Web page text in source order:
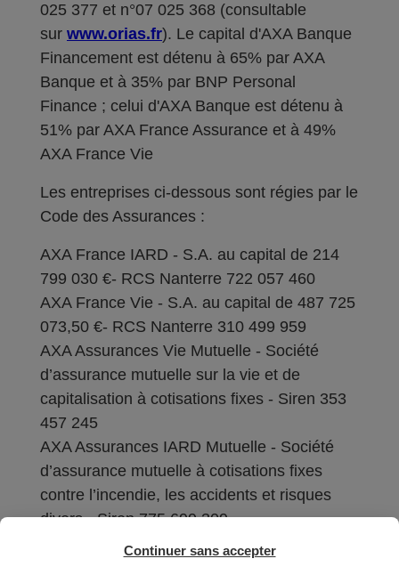
025 377 et n°07 025 368 (consultable
sur www.orias.fr). Le capital d'AXA Banque
Financement est détenu à 65% par AXA
Banque et à 35% par BNP Personal
Finance ; celui d'AXA Banque est détenu à
51% par AXA France Assurance et à 49%
AXA France Vie
Les entreprises ci-dessous sont régies par le
Code des Assurances :
AXA France IARD - S.A. au capital de 214
799 030 €- RCS Nanterre 722 057 460
AXA France Vie - S.A. au capital de 487 725
073,50 €- RCS Nanterre 310 499 959
AXA Assurances Vie Mutuelle - Société
d’assurance mutuelle sur la vie et de
capitalisation à cotisations fixes - Siren 353
457 245
AXA Assurances IARD Mutuelle - Société
d’assurance mutuelle à cotisations fixes
contre l’incendie, les accidents et risques
divers - Siren 775 699 309
Sièges sociaux : 313 Terrasses de l’Arche –
Continuer sans accepter